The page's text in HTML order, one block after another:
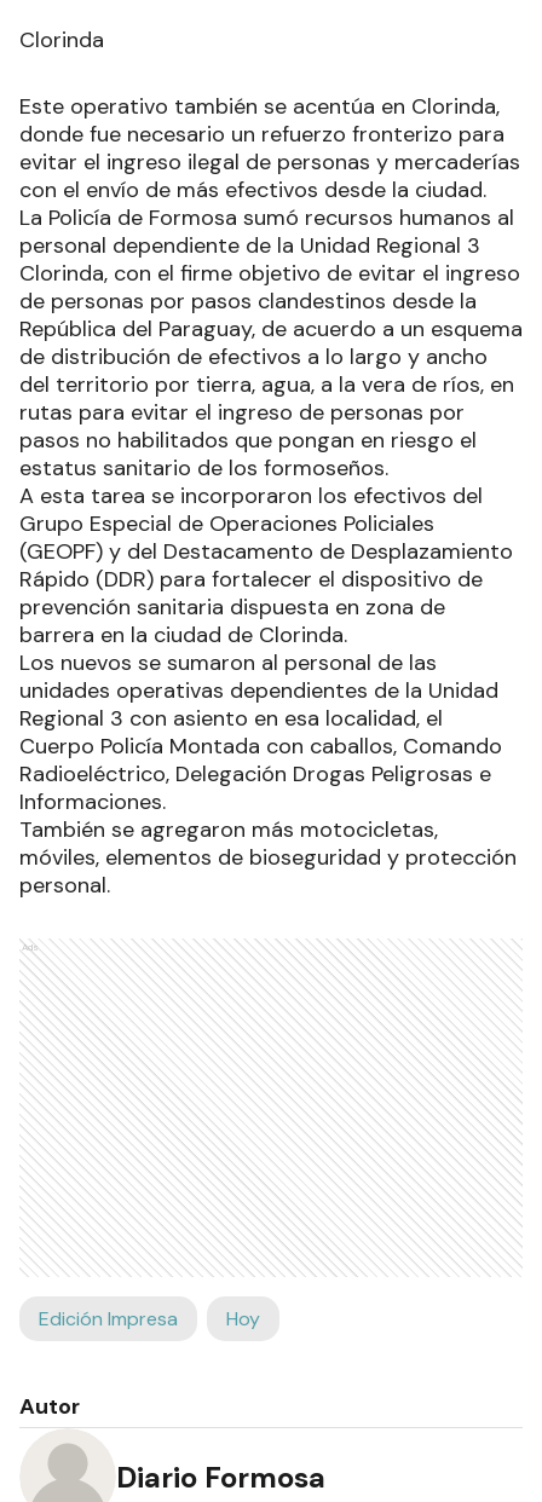
Clorinda
Este operativo también se acentúa en Clorinda,
donde fue necesario un refuerzo fronterizo para
evitar el ingreso ilegal de personas y mercaderías
con el envío de más efectivos desde la ciudad.
La Policía de Formosa sumó recursos humanos al
personal dependiente de la Unidad Regional 3
Clorinda, con el firme objetivo de evitar el ingreso
de personas por pasos clandestinos desde la
República del Paraguay, de acuerdo a un esquema
de distribución de efectivos a lo largo y ancho
del territorio por tierra, agua, a la vera de ríos, en
rutas para evitar el ingreso de personas por
pasos no habilitados que pongan en riesgo el
estatus sanitario de los formoseños.
A esta tarea se incorporaron los efectivos del
Grupo Especial de Operaciones Policiales
(GEOPF) y del Destacamento de Desplazamiento
Rápido (DDR) para fortalecer el dispositivo de
prevención sanitaria dispuesta en zona de
barrera en la ciudad de Clorinda.
Los nuevos se sumaron al personal de las
unidades operativas dependientes de la Unidad
Regional 3 con asiento en esa localidad, el
Cuerpo Policía Montada con caballos, Comando
Radioeléctrico, Delegación Drogas Peligrosas e
Informaciones.
También se agregaron más motocicletas,
móviles, elementos de bioseguridad y protección
personal.
Ads
Edición Impresa Hoy
Autor
Diario Formosa